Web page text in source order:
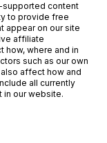
supported content
to provide free
appear on our site
affiliate
how, where and in
such as our own
affect how and
all currently
in our website.